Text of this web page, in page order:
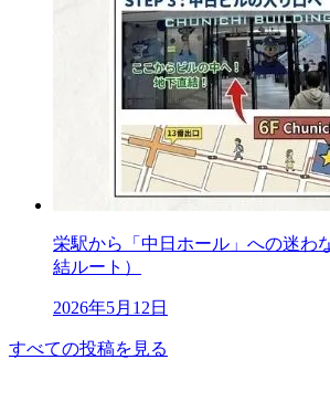
栄駅から「中日ホール」への迷わ
結ルート）
2026年5月12日
すべての投稿を見る